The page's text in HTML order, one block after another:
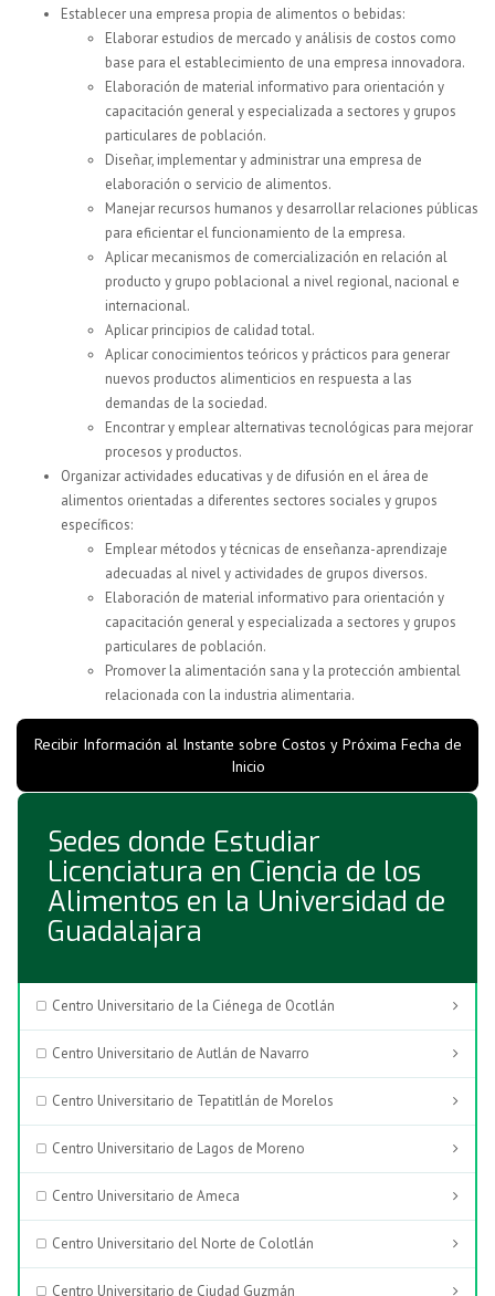
Establecer una empresa propia de alimentos o bebidas:
Elaborar estudios de mercado y análisis de costos como
base para el establecimiento de una empresa innovadora.
Elaboración de material informativo para orientación y
capacitación general y especializada a sectores y grupos
particulares de población.
Diseñar, implementar y administrar una empresa de
elaboración o servicio de alimentos.
Manejar recursos humanos y desarrollar relaciones públicas
para eficientar el funcionamiento de la empresa.
Aplicar mecanismos de comercialización en relación al
producto y grupo poblacional a nivel regional, nacional e
internacional.
Aplicar principios de calidad total.
Aplicar conocimientos teóricos y prácticos para generar
nuevos productos alimenticios en respuesta a las
demandas de la sociedad.
Encontrar y emplear alternativas tecnológicas para mejorar
procesos y productos.
Organizar actividades educativas y de difusión en el área de
alimentos orientadas a diferentes sectores sociales y grupos
específicos:
Emplear métodos y técnicas de enseñanza-aprendizaje
adecuadas al nivel y actividades de grupos diversos.
Elaboración de material informativo para orientación y
capacitación general y especializada a sectores y grupos
particulares de población.
Promover la alimentación sana y la protección ambiental
relacionada con la industria alimentaria.
Recibir Información al Instante sobre Costos y Próxima Fecha de
Inicio
Sedes donde Estudiar
Licenciatura en Ciencia de los
Alimentos en la Universidad de
Guadalajara
Centro Universitario de la Ciénega de Ocotlán
Centro Universitario de Autlán de Navarro
Centro Universitario de Tepatitlán de Morelos
Centro Universitario de Lagos de Moreno
Centro Universitario de Ameca
Centro Universitario del Norte de Colotlán
Centro Universitario de Ciudad Guzmán